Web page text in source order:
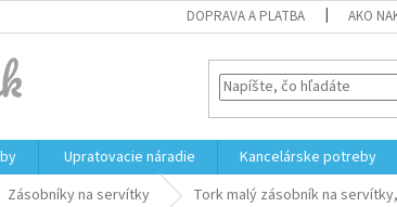
DOPRAVA A PLATBA AKO
Upratovacie náradie Kancelárske potreby
Zásobníky na servítky Tork malý zásobník na